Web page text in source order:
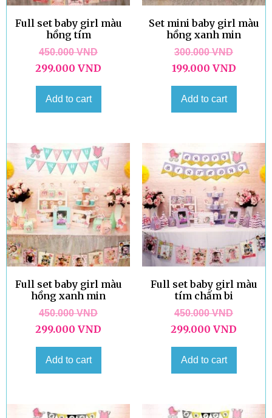
Full set baby girl màu
hồng tím
450.000VND
299.000 VND
Add to cart
Set mini baby girl màu
hồng xanh min
300.000VND
199.000 VND
Add to cart
Full set baby girl màu
hồng xanh min
450.000VND
299.000 VND
Add to cart
Full set baby girl màu
tím chấm bi
450.000VND
299.000 VND
Add to cart